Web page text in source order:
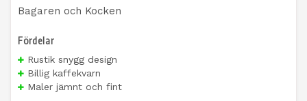
Bagaren och Kocken
Fördelar
Rustik snygg design
Billig kaffekvarn
Maler jämnt och fint